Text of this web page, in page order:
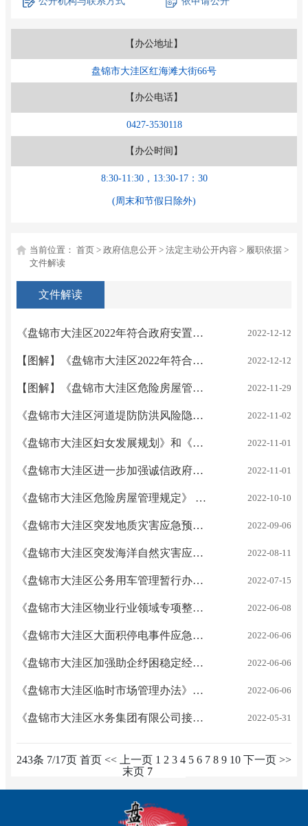
【办公地址】
盘锦市大洼区红海滩大街66号
【办公电话】
0427-3530118
【办公时间】
8:30-11:30，13:30-17：30
(周末和节假日除外)
当前位置：首页 > 政府信息公开 > 法定主动公开内容 > 履职依据 >
文件解读
文件解读
《盘锦市大洼区2022年符合政府安置条件退役士官的安置方案》大政办发〔2022〕35号 解读 2022-12-12
【图解】《盘锦市大洼区2022年符合政府安置条件退役士官的安置方案》大政办发〔2022〕35号 解读 2022-12-12
【图解】《盘锦市大洼区危险房屋管理规定》 大政办发〔2022〕30号 解读 2022-11-29
《盘锦市大洼区河道堤防防洪风险隐患排查整改专项行动实施方案》大政办发〔2022〕33号 解读 2022-11-02
《盘锦市大洼区妇女发展规划》和《盘锦市大洼区儿童发展规划》大政发〔2022〕4号 解读 2022-11-01
《盘锦市大洼区进一步加强诚信政府建设实施方案》大政发〔2022〕3号 解读 2022-11-01
《盘锦市大洼区危险房屋管理规定》 大政办发〔2022〕30号 解读 2022-10-10
《盘锦市大洼区突发地质灾害应急预案》大政办发〔2022〕29号 解读 2022-09-06
《盘锦市大洼区突发海洋自然灾害应急预案》 大政办发〔2022〕27号 解读 2022-08-11
《盘锦市大洼区公务用车管理暂行办法》大政办发〔2022〕25号 解读 2022-07-15
《盘锦市大洼区物业行业领域专项整治工作实施方案》大政办发〔2022〕21号 解读 2022-06-08
《盘锦市大洼区大面积停电事件应急预案》大政办发〔2022〕19号 解读 2022-06-06
《盘锦市大洼区加强助企纾困稳定经济发展若干政策措施》大政办发〔2022〕18号 解读 2022-06-06
《盘锦市大洼区临时市场管理办法》大政办发〔2022〕17号 解读 2022-06-06
《盘锦市大洼区水务集团有限公司接收各镇街自来水服务站实施方案》大政办发〔2022〕16号 解读 2022-05-31
243条 7/17页 首页 << 上一页 1 2 3 4 5 6 7 8 9 10 下一页 >>
末页